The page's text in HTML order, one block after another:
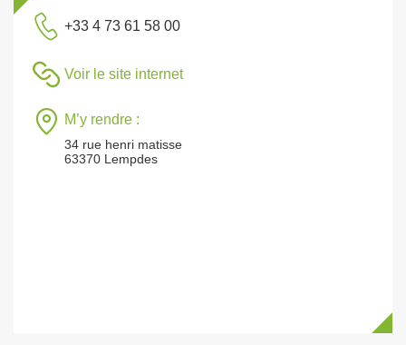
+33 4 73 61 58 00
Voir le site internet
M’y rendre :
34 rue henri matisse
63370 Lempdes